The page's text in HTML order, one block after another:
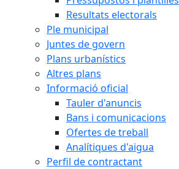
Resultats electorals
Ple municipal
Juntes de govern
Plans urbanístics
Altres plans
Informació oficial
Tauler d'anuncis
Bans i comunicacions
Ofertes de treball
Analítiques d'aigua
Perfil de contractant